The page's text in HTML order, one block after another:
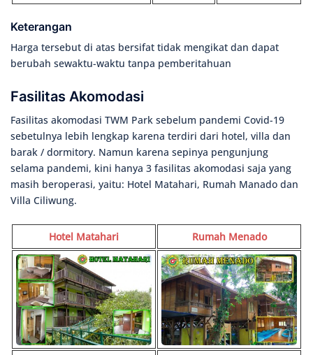
Keterangan
Harga tersebut di atas bersifat tidak mengikat dan dapat
berubah sewaktu-waktu tanpa pemberitahuan
Fasilitas Akomodasi
Fasilitas akomodasi TWM Park sebelum pandemi Covid-19
sebetulnya lebih lengkap karena terdiri dari hotel, villa dan
barak / dormitory. Namun karena sepinya pengunjung
selama pandemi, kini hanya 3 fasilitas akomodasi saja yang
masih beroperasi, yaitu: Hotel Matahari, Rumah Manado dan
Villa Ciliwung.
Hotel Matahari Rumah Menado